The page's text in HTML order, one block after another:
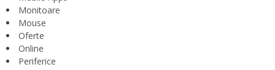
Monitoare
Mouse
Oferte
Online
Periferice